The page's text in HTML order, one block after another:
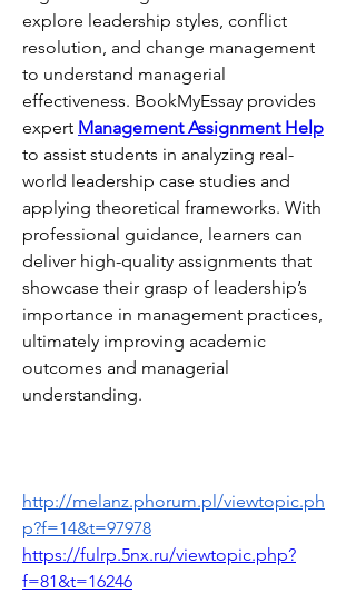
explore leadership styles, conflict
resolution, and change management
to understand managerial
effectiveness. BookMyEssay provides
expert Management Assignment Help
to assist students in analyzing real-
world leadership case studies and
applying theoretical frameworks. With
professional guidance, learners can
deliver high-quality assignments that
showcase their grasp of leadership’s
importance in management practices,
ultimately improving academic
outcomes and managerial
understanding.
http://melanz.phorum.pl/viewtopic.ph
p?f=14&t=97978
https://fulrp.5nx.ru/viewtopic.php?
f=81&t=16246